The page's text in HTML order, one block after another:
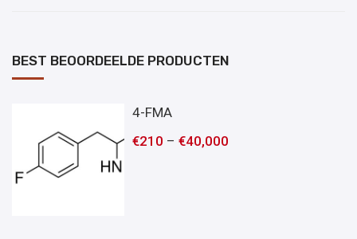
BEST BEOORDEELDE PRODUCTEN
4-FMA
€210 –€40,000